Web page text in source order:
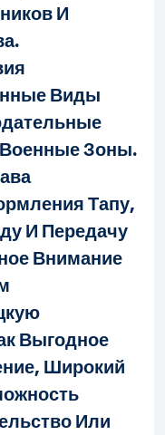
И
Виды
Военные Зоны.
Тапу,
И Передачу
Внимание
Выгодное
Широкий
Или